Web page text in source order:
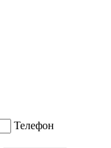
Телефон